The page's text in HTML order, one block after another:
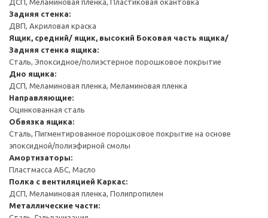
Задняя стенка:
ДВП, Акриловая краска
Ящик, средний/ ящик, высокий Боковая часть ящика/
Задняя стенка ящика:
Сталь, Эпоксидное/полиэстерное порошковое покрытие
Дно ящика:
ДСП, Меламиновая пленка, Меламиновая пленка
Направляющие:
Оцинкованная сталь
Обвязка ящика:
Сталь, Пигментированное порошковое покрытие на основе
эпоксидной/полиэфирной смолы
Амортизаторы:
Пластмасса АБС, Масло
Полка с вентиляцией Каркас:
ДСП, Меламиновая пленка, Полипропилен
Металлические части: